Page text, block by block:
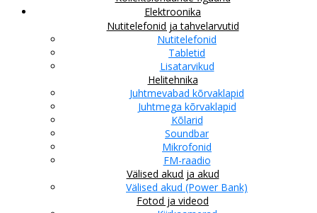
Elektroonika
Nutitelefonid ja tahvelarvutid
Nutitelefonid
Tabletid
Lisatarvikud
Helitehnika
Juhtmevabad kõrvaklapid
Juhtmega kõrvaklapid
Kõlarid
Soundbar
Mikrofonid
FM-raadio
Välised akud ja akud
Välised akud (Power Bank)
Fotod ja videod